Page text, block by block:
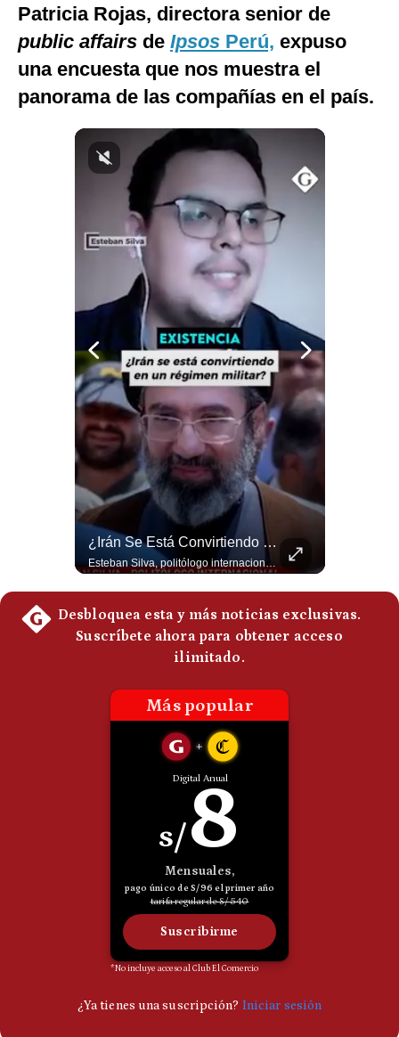
G de Gestión
Notas Contratadas
Podcast
Condiciones
Preguntas
Frecuentes
Patricia Rojas, directora senior de
public affairs de Ipsos Perú, expuso
una encuesta que nos muestra el
panorama de las compañías en el país.
¿Irán Se Está Convirtiendo En Un Régimen Militar? | #radar24
Esteban Silva, politólogo internacional, señala que algunos analistas consideran que la estructura religiosa iraní estaría sirviendo para sostener el poder de una cúpula militar. Explica que la Guardia Revolucionaria está aumentando su influencia sobre la seguridad, las decisiones estratégicas y hasta asuntos económicos como el estrecho de Ormuz. #Iran #GuardiaRevolucionaria #Geopolitica #NoticiasInternacionales #Shorts 👉 Suscríbete y activa la campana para no perderte nuestro análisis diario. 🌎 Síguenos en nuestras redes sociales: 📌 Web oficial: https://gestion.pe/mundo/ 📌 LinkedIn: http://bit.ly/3HYIET0 📌 X (Twitter): http://bit.ly/4noZtX9 📌 TikTok: http://bit.ly/4evB6TO